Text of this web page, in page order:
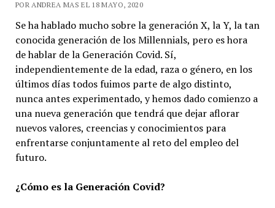
POR ANDREA MAS EL 18 MAYO, 2020
Se ha hablado mucho sobre la generación X, la Y, la tan
conocida generación de los Millennials, pero es hora
de hablar de la Generación Covid. Sí,
independientemente de la edad, raza o género, en los
últimos días todos fuimos parte de algo distinto,
nunca antes experimentado, y hemos dado comienzo a
una nueva generación que tendrá que dejar aflorar
nuevos valores, creencias y conocimientos para
enfrentarse conjuntamente al reto del empleo del
futuro.
¿Cómo es la Generación Covid?